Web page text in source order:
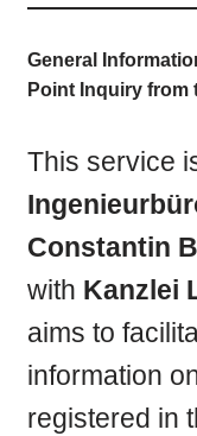
General
Point Inquiry from
This service
Constantin
with Kanzlei
aims to
information
registered in